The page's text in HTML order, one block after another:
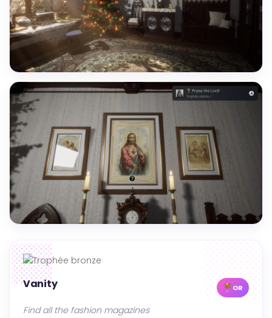
Vanity OR
Find all the fashion magazines